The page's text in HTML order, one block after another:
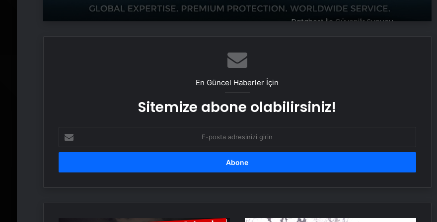
bulundu
oğlunun ölümünde 7 yıl sonra dava
En Güncel Haberler İçin
Sitemize abone olabilirsiniz!
posta
adresinizi